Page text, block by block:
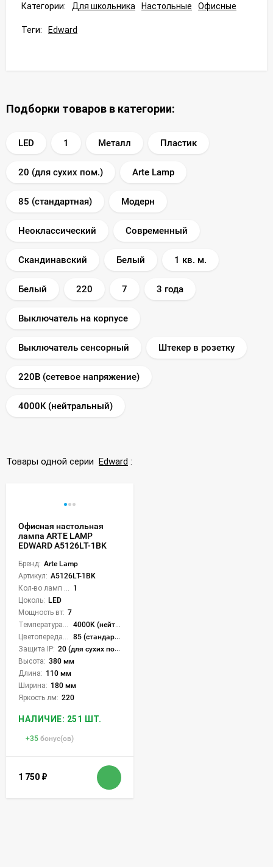
Категории: Для школьника Настольные Офисные
Теги: Edward
Подборки товаров в категории:
LED 1 Металл Пластик
20 (для сухих пом.) Arte Lamp
85 (стандартная) Модерн
Неоклассический Современный
Скандинавский Белый 1 кв. м.
Белый 220 7 3 года
Выключатель на корпусе
Выключатель сенсорный Штекер в розетку
220В (сетевое напряжение)
4000K (нейтральный)
Товары одной серии Edward :
Офисная настольная
лампа ARTE LAMP
EDWARD A5126LT-1BK
Бренд: Arte Lamp
Артикул: A5126LT-1BK
1
Цоколь: LED
Мощность вт: 7
4000K (нейтральный)
85 (стандартная)
Защита IP: 20 (для сухих пом.)
Высота: 380 мм
Длина: 110 мм
Ширина: 180 мм
Яркость лм: 220
НАЛИЧИЕ: 251 ШТ.
+35 бонус(ов)
1 750 ₽